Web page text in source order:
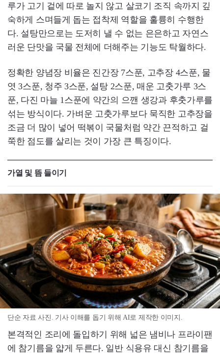
루가 고기 겉에 따로 놀지 않고 살코기 조직 속까지 깊
숙하게 스며들게 돕는 접착제 역할을 훌륭히 수행한
다. 설탕만으로는 도저히 낼 수 없는 은은하고 자연스
러운 단맛을 국물 전체에 더해주는 기능도 탁월하다.
정확한 양념장 비율은 진간장 7스푼, 고추장 4스푼, 물
엿 3스푼, 청주 3스푼, 설탕 2스푼, 매운 고춧가루 3스
푼, 다진 마늘 1스푼에 약간의 으깬 생강과 후춧가루를
섞는 방식이다. 가벼운 고춧가루보다 묵직한 고추장을
조금 더 많이 넣어 떡볶이 국물처럼 약간 끈적하고 걸
쭉한 점도를 살리는 것이 가장 큰 특징이다.
가열 및 뜸 들이기
단순 자료 사진. 기사 이해를 돕기 위해 AI로 제작한 이미지.
본격적인 조리에 돌입하기 위해 넓은 냄비나 프라이팬
에 참기름을 얇게 두른다. 일반 식용유 대신 참기름을